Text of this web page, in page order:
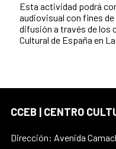
Esta actividad podrá
audiovisual con fines
difusión a través de los
Cultural de España en
CCEB | CENTRO
Dirección: Avenida